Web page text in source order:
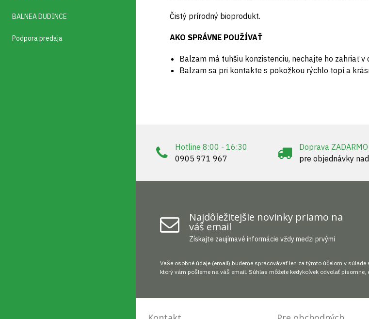
BALNEA DUDINCE
Podpora predaja
Čistý prírodný bioprodukt.
AKO SPRÁVNE POUŽÍVAŤ
Balzam má tuhšiu konzistenciu, nechajte ho zahriať
Balzam sa pri kontakte s pokožkou rýchlo topí a
Hotline 8:00 - 16:30
0905 971 967
Doprava ZADARMO
pre objednávky
Najdôležitejšie novinky priamo na
váš email
Získajte zaujímavé informácie vždy medzi prvými
Vaše osobné údaje (email) budeme spracovávať len za týmto účelom v
ktorý vám pošleme na váš email. Súhlas môžete kedykoľvek odvolať